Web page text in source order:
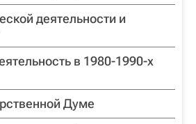
деятельности и
в 1980-1990-х
Думе